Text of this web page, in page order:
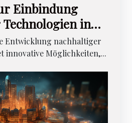
Einbindung
in
Entwicklung nachhaltiger
innovative Möglichkeiten,...